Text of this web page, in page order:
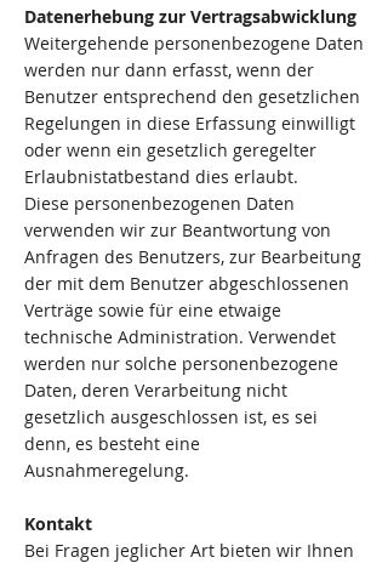
Datenerhebung zur Vertragsabwicklung
Weitergehende personenbezogene Daten
werden nur dann erfasst, wenn der
Benutzer entsprechend den gesetzlichen
Regelungen in diese Erfassung einwilligt
oder wenn ein gesetzlich geregelter
Erlaubnistatbestand dies erlaubt.
Diese personenbezogenen Daten
verwenden wir zur Beantwortung von
Anfragen des Benutzers, zur Bearbeitung
der mit dem Benutzer abgeschlossenen
Verträge sowie für eine etwaige
technische Administration. Verwendet
werden nur solche personenbezogene
Daten, deren Verarbeitung nicht
gesetzlich ausgeschlossen ist, es sei
denn, es besteht eine
Ausnahmeregelung.
Kontakt
Bei Fragen jeglicher Art bieten wir Ihnen